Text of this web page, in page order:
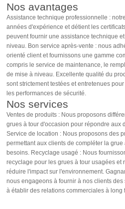
Nos avantages
Assistance technique professionnelle :
années d'expérience et détient les
peuvent fournir une assistance technique
niveau. Bon service après-vente : nous
orienté client et fournissons une gamme
compris le service de maintenance, le
de mise à niveau. Excellente qualité du
sont strictement testées et entretenues
les performances de sécurité.
Nos services
Ventes de produits : Nous proposons
grues à tour d'occasion pour répondre aux
Service de location : Nous proposons des
permettant aux clients de compléter la
besoins. Recyclage usagé : Nous
recyclage pour les grues à tour usagées et
réduire l'impact sur l'environnement.
nous engageons à fournir à nos clients
à établir des relations commerciales à long